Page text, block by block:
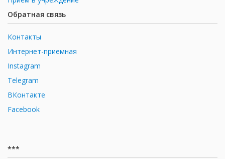
Обратная связь
Контакты
Интернет-приемная
Instagram
Telegram
ВКонтакте
Facebook
***